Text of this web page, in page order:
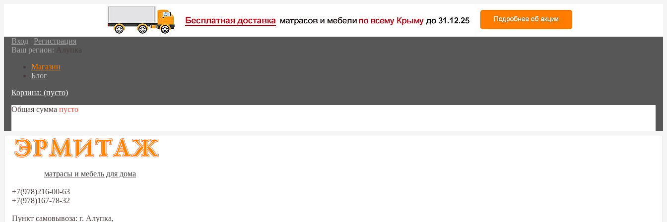
Вход | Регистрация
Ваш регион: Алупка
Магазин
Блог
Корзина: (пусто)
Общая сумма пусто
матрасы и мебель для дома
+7(978)216-00-63
+7(978)167-78-32
Пункт самовывоза: г. Алупка,